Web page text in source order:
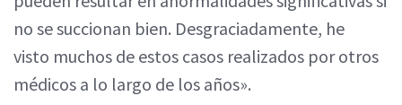
no se succionan bien. Desgraciadamente, he
visto muchos de estos casos realizados por otros
médicos a lo largo de los años».